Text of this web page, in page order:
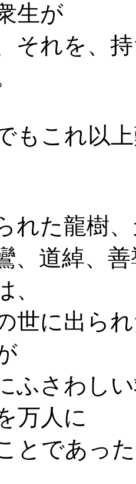
生が
それを、
もこれ以
れた龍樹
、道綽、
、
世に出ら
ふさわし
万人に
とであっ